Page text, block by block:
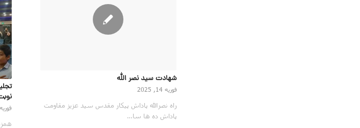
شهادت سید نصر الله
فوریه 14, 2025
راه نصرالله پاداش پیکار مقدس سید عزیز مقاومت
پاداش ده ها سا…
نوبت
فوریه 5, 2025